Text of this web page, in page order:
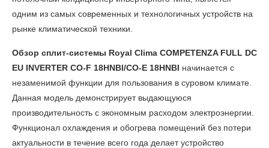
одним из самых современных и технологичных устройств на
рынке климатической техники.
Обзор сплит-системы Royal Clima COMPETENZA FULL DC
EU INVERTER CO-F 18HNBI/CO-E 18HNBI начинается с
незаменимой функции для пользования в суровом климате.
Данная модель демонстрирует выдающуюся
производительность с экономным расходом электроэнергии.
Функционал охлаждения и обогрева помещений без потери
актуальности в течение всего года делает устройство